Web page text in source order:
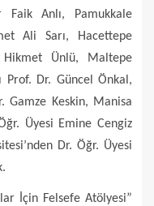
Faik Anlı, Pamukkale
Ali Sarı, Hacettepe
Hikmet Ünlü, Maltepe
Prof. Dr. Güncel Önkal,
Gamze Keskin, Manisa
Üyesi Emine Cengiz
Dr. Öğr. Üyesi
İçin Felsefe Atölyesi”